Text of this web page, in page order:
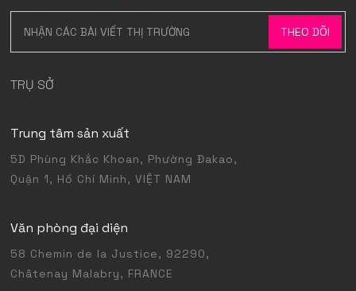
TRỤ SỞ
Trung tâm sản xuất
5D Phùng Khắc Khoan, Phường Đakao,
Quận 1, Hồ Chí Minh, VIỆT NAM
Văn phòng đại diện
58 Chemin de la Justice, 92290,
Châtenay Malabry, FRANCE